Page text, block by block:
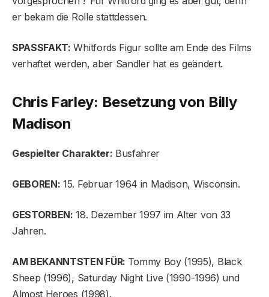
er bekam die Rolle stattdessen.
SPASSFAKT: Whitfords Figur sollte am Ende des Films
verhaftet werden, aber Sandler hat es geändert.
Chris Farley: Besetzung von Billy
Madison
Gespielter Charakter: Busfahrer
GEBOREN: 15. Februar 1964 in Madison, Wisconsin.
GESTORBEN: 18. Dezember 1997 im Alter von 33
Jahren.
AM BEKANNTSTEN FÜR: Tommy Boy (1995), Black
Sheep (1996), Saturday Night Live (1990-1996) und
Almost Heroes (1998).